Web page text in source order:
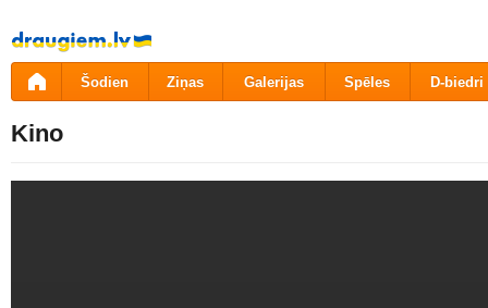
Pāriet
uz
saturu
Šodien Ziņas Galerijas Spēles D-biedri
Kino